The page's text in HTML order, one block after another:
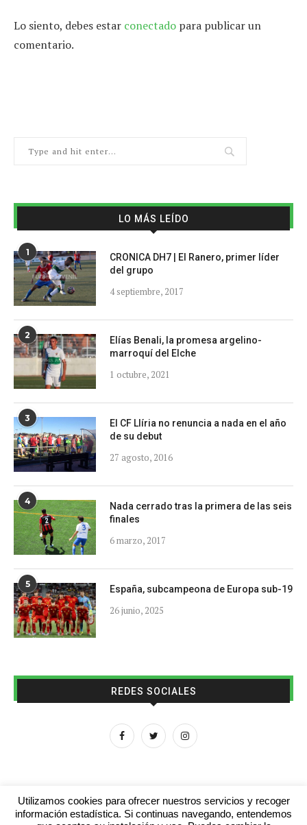
Lo siento, debes estar conectado para publicar un
comentario.
LO MÁS LEÍDO
1
CRONICA DH7 | El Ranero, primer líder
del grupo
4 septiembre, 2017
2
Elías Benali, la promesa argelino-
marroquí del Elche
1 octubre, 2021
3
El CF Llíria no renuncia a nada en el año
de su debut
27 agosto, 2016
4
Nada cerrado tras la primera de las seis
finales
6 marzo, 2017
5 España, subcampeona de Europa sub-19
26 junio, 2025
REDES SOCIALES
Utilizamos cookies para ofrecer nuestros servicios y recoger
información estadística. Si continuas navegando, entendemos